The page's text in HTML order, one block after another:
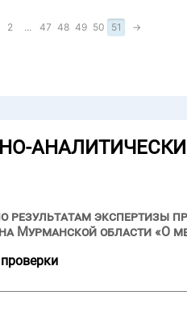
2 ... 47 48 49 50 51 →
результатам экспертизы
Мурманской области «О